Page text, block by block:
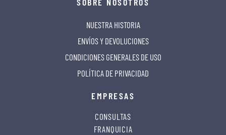
NUESTRA HISTORIA
ENVÍOS Y DEVOLUCIONES
CONDICIONES GENERALES DE USO
POLÍTICA DE PRIVACIDAD
EMPRESAS
CONSULTAS
FRANQUICIA